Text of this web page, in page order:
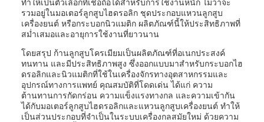
ทำให้เป็นตัวเลือกที่เชื่อถือได้สำหรับการใช้งานหนัก ไม่ว่าจะ
รวมอยู่ในมอเตอร์ลูกสูบไฮดรอลิก ชุดประกอบแหวนลูกสูบ
เครื่องยนต์ หรือกระบอกนิวแมติก ผลิตภัณฑ์นี้ให้ประสิทธิภาพที่
สม่ำเสมอและอายุการใช้งานที่ยาวนาน
โดยสรุป ก้านลูกสูบโครเมียมเป็นผลิตภัณฑ์ที่อเนกประสงค์
ทนทาน และมีประสิทธิภาพสูง ซึ่งออกแบบมาสำหรับกระบอกไฮ
ดรอลิกและนิวแมติกที่ใช้ในเครื่องจักรทางอุตสาหกรรมและ
อุปกรณ์ทางการแพทย์ คุณสมบัติที่โดดเด่น ได้แก่ ความ
ต้านทานการกัดกร่อน ความแข็งแรงทางกล และความเข้ากัน
ได้กับมอเตอร์ลูกสูบไฮดรอลิกและแหวนลูกสูบเครื่องยนต์ ทำให้
เป็นส่วนประกอบที่จำเป็นในระบบเครื่องกลสมัยใหม่ ด้วยความ